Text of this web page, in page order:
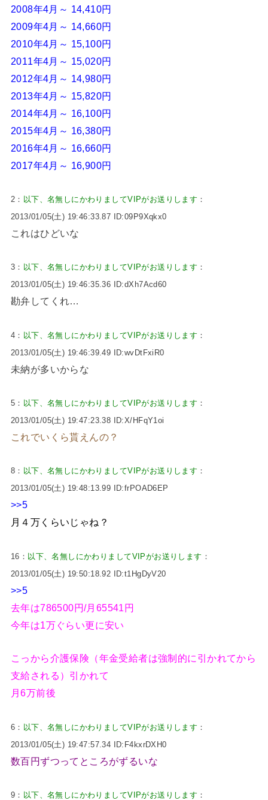
2008年4月～ 14,410円
2009年4月～ 14,660円
2010年4月～ 15,100円
2011年4月～ 15,020円
2012年4月～ 14,980円
2013年4月～ 15,820円
2014年4月～ 16,100円
2015年4月～ 16,380円
2016年4月～ 16,660円
2017年4月～ 16,900円
2： 以下、名無しにかわりましてVIPがお送りします ：
2013/01/05(土) 19:46:33.87 ID:09P9Xqkx0
これはひどいな
3： 以下、名無しにかわりましてVIPがお送りします ：
2013/01/05(土) 19:46:35.36 ID:dXh7Acd60
勘弁してくれ…
4： 以下、名無しにかわりましてVIPがお送りします ：
2013/01/05(土) 19:46:39.49 ID:wvDtFxiR0
未納が多いからな
5： 以下、名無しにかわりましてVIPがお送りします ：
2013/01/05(土) 19:47:23.38 ID:X/HFqY1oi
これでいくら貰えんの？
8： 以下、名無しにかわりましてVIPがお送りします ：
2013/01/05(土) 19:48:13.99 ID:frPOAD6EP
>>5
月４万くらいじゃね？
16： 以下、名無しにかわりましてVIPがお送りします ：
2013/01/05(土) 19:50:18.92 ID:t1HgDyV20
>>5
去年は786500円/月65541円
今年は1万ぐらい更に安い
こっから介護保険（年金受給者は強制的に引かれてから
支給される）引かれて
月6万前後
6： 以下、名無しにかわりましてVIPがお送りします ：
2013/01/05(土) 19:47:57.34 ID:F4kxrDXH0
数百円ずつってところがずるいな
9： 以下、名無しにかわりましてVIPがお送りします ：